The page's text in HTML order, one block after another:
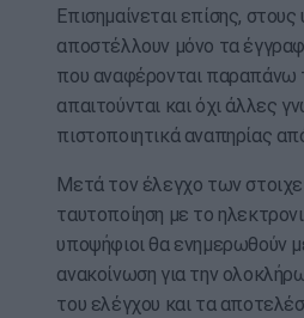
Επισημαίνεται επίσης,
αποστέλλουν μόνο τα
που αναφέρονται παραπάνω
απαιτούνται και όχι άλλες
πιστοποιητικά αναπηρίας
Μετά τον έλεγχο των
ταυτοποίηση με το
υποψήφιοι θα ενημερωθούν
ανακοίνωση για την
του ελέγχου και τα